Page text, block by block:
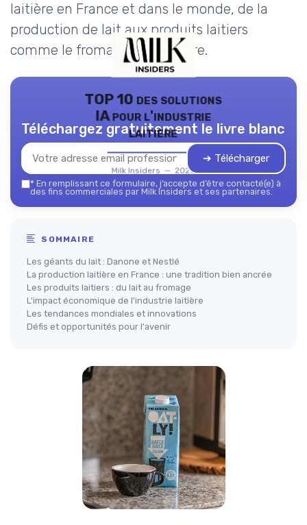
laitière en France et dans le monde, de la
production de lait aux produits laitiers
comme le fromage et le beurre.
TOP 10 des solutions
IA pour l'industrie
laitière
Milk Insiders — 2026
Téléchargez gratuitement le livre blanc
➔ Télécharger
* En remplissant ce formulaire, j’accepte d’être contacté(e) à
des fins commerciales par Milk Insiders et ses partenaires.
SOMMAIRE
Les géants du lait : Danone et Nestlé
La production laitière en France : une tradition bien ancrée
Les produits laitiers : du lait au fromage
L'impact économique de l'industrie laitière
Les tendances mondiales et innovations
Défis et opportunités pour l'avenir